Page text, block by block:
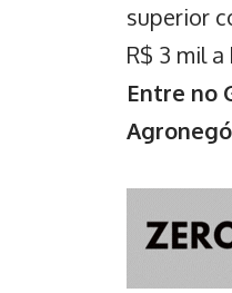
superior
R$ 3 mil
Entre no